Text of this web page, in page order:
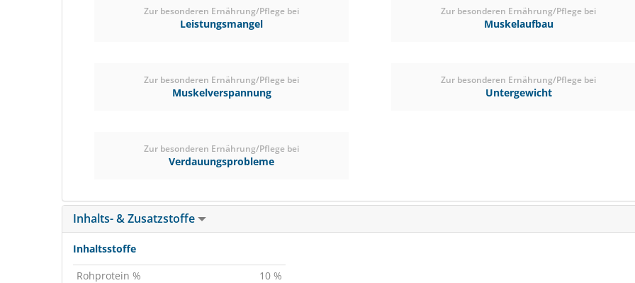
Zur besonderen Ernährung/Pflege bei
Leistungsmangel
Zur besonderen Ernährung/Pflege bei
Muskelaufbau
Zur besonderen Ernährung/Pflege bei
Muskelverspannung
Zur besonderen Ernährung/Pflege bei
Untergewicht
Zur besonderen Ernährung/Pflege bei
Verdauungsprobleme
Inhalts- & Zusatzstoffe
Inhaltsstoffe
Rohprotein %
10 %